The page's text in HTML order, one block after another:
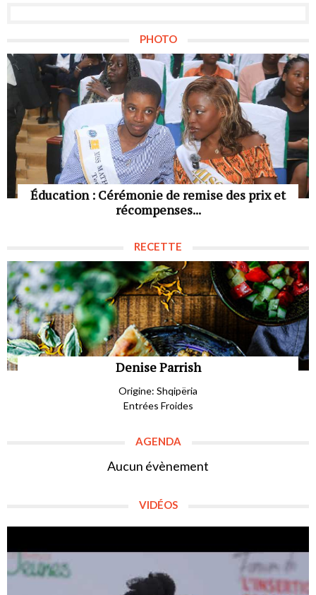
PHOTO
Éducation : Cérémonie de remise des prix et
récompenses...
RECETTE
Denise Parrish
Origine: Shqipëria
Entrées Froides
AGENDA
Aucun évènement
VIDÉOS